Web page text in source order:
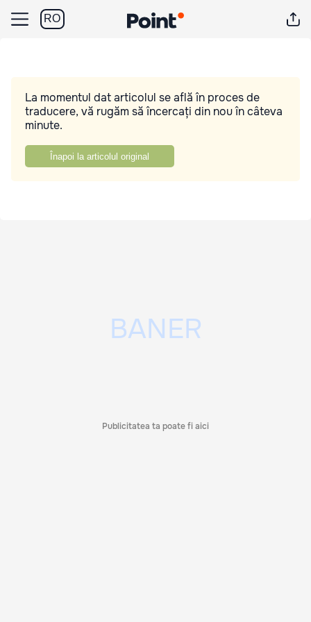
RO
La momentul dat articolul se află în proces de
traducere, vă rugăm să încercați din nou în câteva
minute.
Înapoi la articolul original
Publicitatea ta poate fi aici